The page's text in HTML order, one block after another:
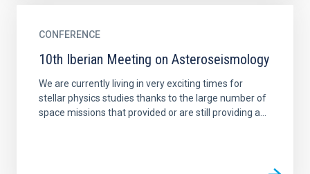
CONFERENCE
10th Iberian Meeting on Asteroseismology
We are currently living in very exciting times for
stellar physics studies thanks to the large number of
space missions that provided or are still providing a...